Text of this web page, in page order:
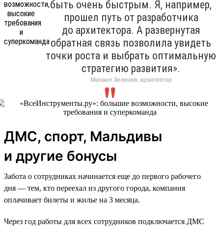
быть очень быстрым. Я, например,
прошел путь от разработчика
до архитектора. А развернутая
обратная связь позволила увидеть
точки роста и выбрать оптимальную
стратегию развития».
Михаил Зеленов, архитектор
ДМС, спорт, Мальдивы
и другие бонусы
Забота о сотрудниках начинается еще до первого рабочего
дня — тем, кто переехал из другого города, компания
оплачивает билеты и жилье на 3 месяца.
Через год работы для всех сотрудников подключается ДМС